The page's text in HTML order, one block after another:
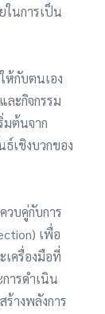
ในการเป็น
ห้กับตนเอง
ละกิจกรรม
มต้นจาก
เชิงบวกของ
วบคู่กับการ
เพื่อ
เครื่องมือที่
ารดำเนิน
างพลังการ